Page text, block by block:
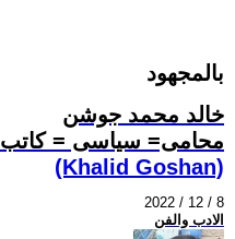
بالمجهود
خالد محمد جوشن
محامى= سياسى = كاتب
(Khalid Goshan)
2022 / 12 / 8
الادب والفن